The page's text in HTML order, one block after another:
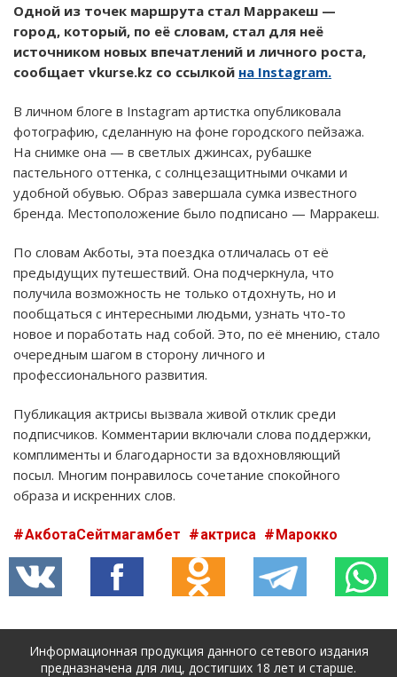
Одной из точек маршрута стал Марракеш —
город, который, по её словам, стал для неё
источником новых впечатлений и личного роста,
сообщает vkurse.kz со ссылкой на Instagram.
В личном блоге в Instagram артистка опубликовала
фотографию, сделанную на фоне городского пейзажа.
На снимке она — в светлых джинсах, рубашке
пастельного оттенка, с солнцезащитными очками и
удобной обувью. Образ завершала сумка известного
бренда. Местоположение было подписано — Марракеш.
По словам Акботы, эта поездка отличалась от её
предыдущих путешествий. Она подчеркнула, что
получила возможность не только отдохнуть, но и
пообщаться с интересными людьми, узнать что-то
новое и поработать над собой. Это, по её мнению, стало
очередным шагом в сторону личного и
профессионального развития.
Публикация актрисы вызвала живой отклик среди
подписчиков. Комментарии включали слова поддержки,
комплименты и благодарности за вдохновляющий
посыл. Многим понравилось сочетание спокойного
образа и искренних слов.
АкботаСейтмагамбет актриса Марокко
Информационная продукция данного сетевого издания
предназначена для лиц, достигших 18 лет и старше.